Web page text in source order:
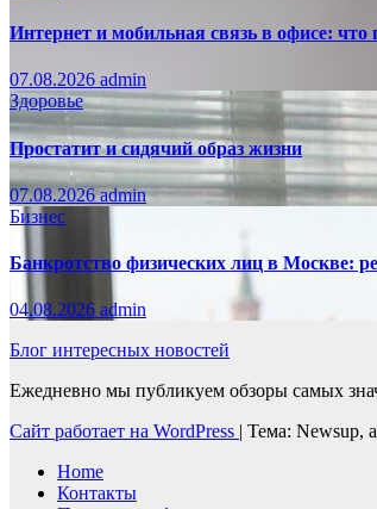
Интернет и мобильная связь в офисе: что
07.08.2026 admin
Здоровье
Простатит и сидячий образ жизни
07.08.2026admin
Бизнес
Банкротство физических лиц в Москве:
04.08.2026 admin
Блог интересных новостей
Ежедневно мы публикуем обзоры самых
Сайт работает на WordPress
Тема: Newsup,
Home
Контакты